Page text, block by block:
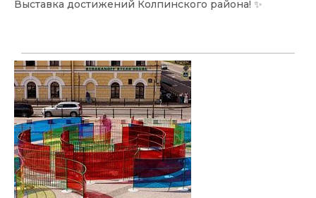
Выставка достижений Колпинского района! ✨